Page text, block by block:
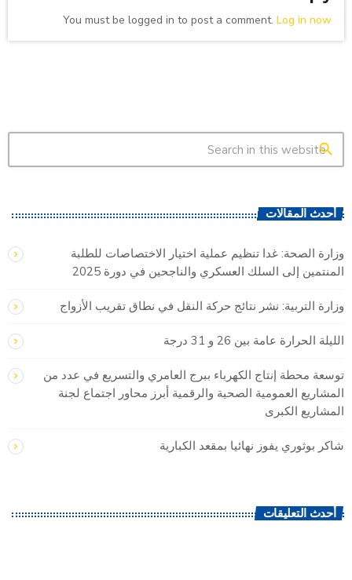
You must be logged in to post a comment. Log in now
search
أحدث المقالات
وزارة الصحة: غدا تنظيم عملية اختيار الاختصاصات للطلبة
المنتمين إلى السلك العسكري والناجحين في دورة 2025
وزارة التربية: نشر نتائج حركة النقل في نطاق تقريب الأزواج
الليلة الحرارة عامة بين 26 و 31 درجة
توسعة محطة إنتاج الكهرباء ببرج العامري والتسريع في عدد من
المشاريع العمومية الصحية والرقمية أبرز محاور اجتماع لجنة
المشاريع الكبرى
شاكر بوثوري يفوز نهائيا بمقعد الكبارية
أحدث التعليقات